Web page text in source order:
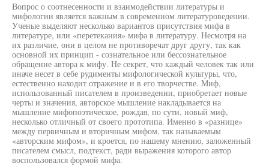
Вопрос о соотнесенности и взаимодействии литературы и
мифологии является важным в современном литературоведении.
Ученые выделяют несколько вариантов присутствия мифа в
литературе, или «перетекания» мифа в литературу. Несмотря на
их различие, они в целом не противоречат друг другу, так как
основной их принцип - сознательное или бессознательное
обращение автора к мифу. Не секрет, что каждый человек так или
иначе несет в себе рудименты мифологической культуры, что,
естественно находит отражение и в его творчестве. Миф,
использованный писателем в произведении, приобретает новые
черты и значения, авторское мышление накладывается на
мышление мифопоэтическое, рождая, по сути, новый миф,
несколько отличный от своего прототипа. Именно в «разнице»
между первичным и вторичным мифом, так называемым
«авторским мифом», и кроется, по нашему мнению, заложенный
писателем смысл, подтекст, ради выражения которого автор
воспользовался формой мифа.